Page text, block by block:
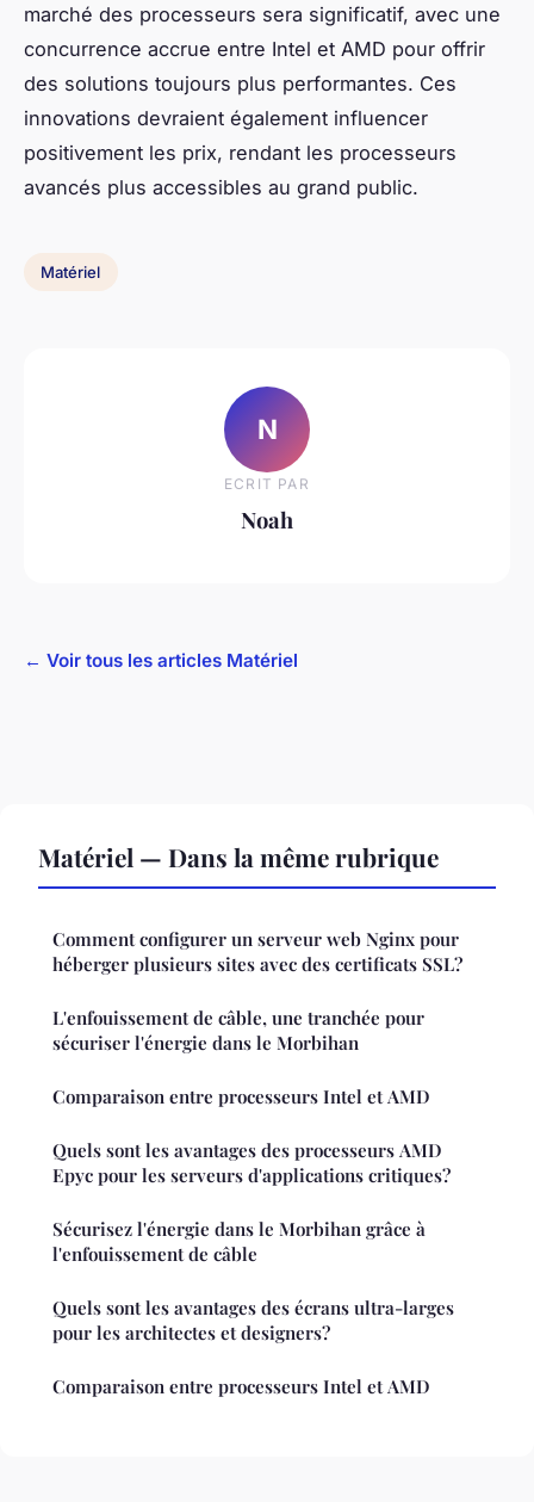
marché des processeurs sera significatif, avec une
concurrence accrue entre Intel et AMD pour offrir
des solutions toujours plus performantes. Ces
innovations devraient également influencer
positivement les prix, rendant les processeurs
avancés plus accessibles au grand public.
Matériel
N
ECRIT PAR
Noah
← Voir tous les articles Matériel
Matériel — Dans la même rubrique
Comment configurer un serveur web Nginx pour
héberger plusieurs sites avec des certificats SSL?
L'enfouissement de câble, une tranchée pour
sécuriser l'énergie dans le Morbihan
Comparaison entre processeurs Intel et AMD
Quels sont les avantages des processeurs AMD
Epyc pour les serveurs d'applications critiques?
Sécurisez l'énergie dans le Morbihan grâce à
l'enfouissement de câble
Quels sont les avantages des écrans ultra-larges
pour les architectes et designers?
Comparaison entre processeurs Intel et AMD